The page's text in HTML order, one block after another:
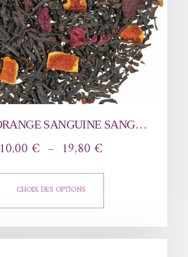
Thé noir ORANGE SANGUINE SANGUINELLO
10,00 € – 19,80 €
CHOIX DES OPTIONS